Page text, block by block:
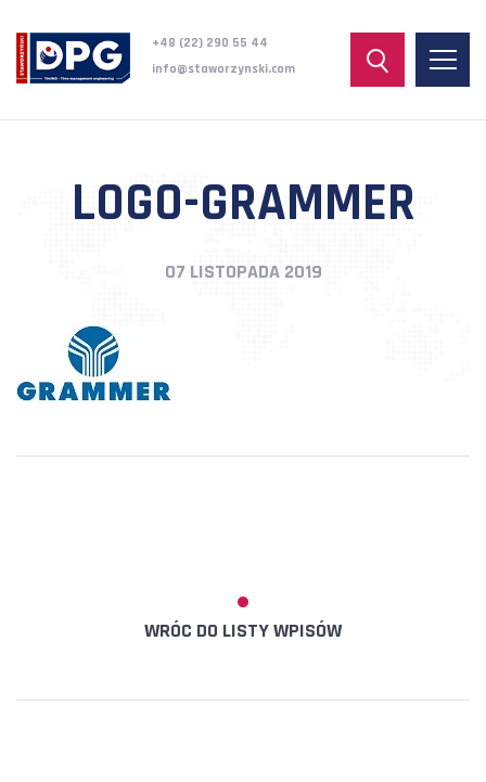
+48 (22) 290 55 44
info@staworzynski.com
LOGO-GRAMMER
07 LISTOPADA 2019
WRÓC DO LISTY WPISÓW